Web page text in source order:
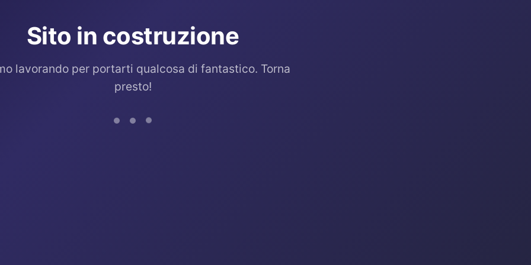
Sito in costruzione
lavorando per portarti qualcosa di fantastico. Torna
presto!